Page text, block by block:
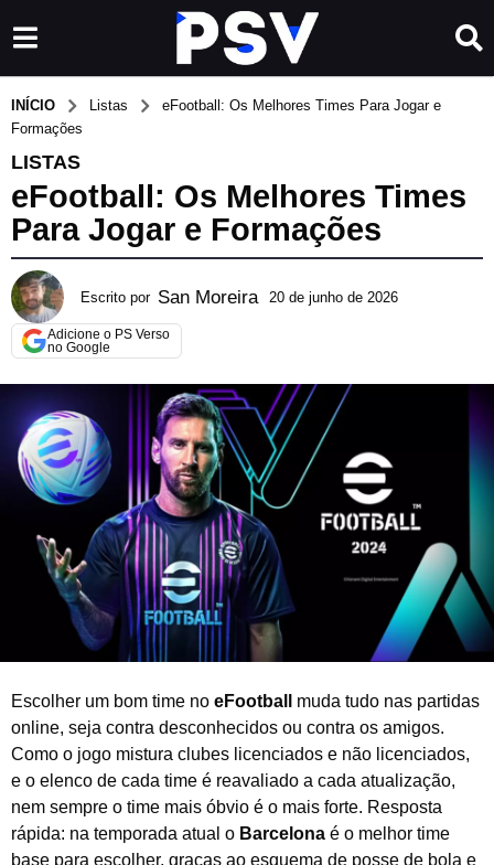
INÍCIO Listas
eFootball: Os Melhores Times Para Jogar e
Formações
LISTAS
eFootball: Os Melhores Times
Para Jogar e Formações
Escrito por San Moreira 20 de junho de 2026
j
2
6
Adicione o PS Verso
no Google
Escolher um bom time no eFootball
muda tudo nas partidas
online, seja contra desconhecidos ou contra os amigos.
Como o jogo mistura clubes licenciados e não licenciados,
e o elenco de cada time é reavaliado a cada atualização,
nem sempre o time mais óbvio é o mais forte. Resposta
rápida: na temporada atual o Barcelona é o melhor time
base para escolher, graças ao esquema de posse de bola e